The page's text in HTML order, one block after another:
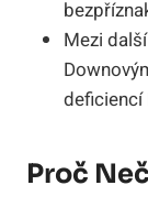
Mezi
deficiencí
Proč